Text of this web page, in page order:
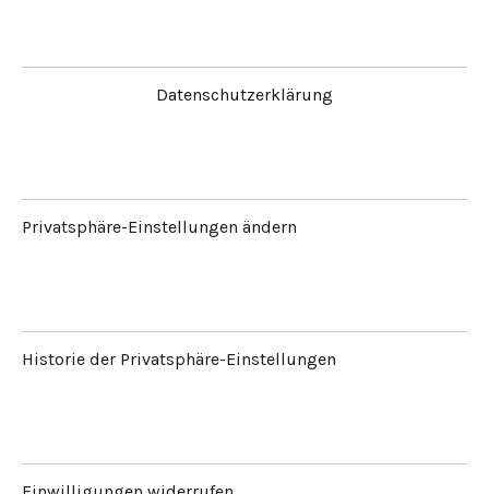
Datenschutzerklärung
Privatsphäre-Einstellungen ändern
Historie der Privatsphäre-Einstellungen